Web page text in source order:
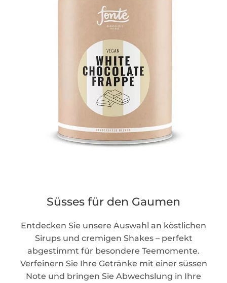
Süsses für den Gaumen
Entdecken Sie unsere Auswahl an köstlichen
Sirups und cremigen Shakes – perfekt
abgestimmt für besondere Teemomente.
Verfeinern Sie Ihre Getränke mit einer süssen
Note und bringen Sie Abwechslung in Ihre